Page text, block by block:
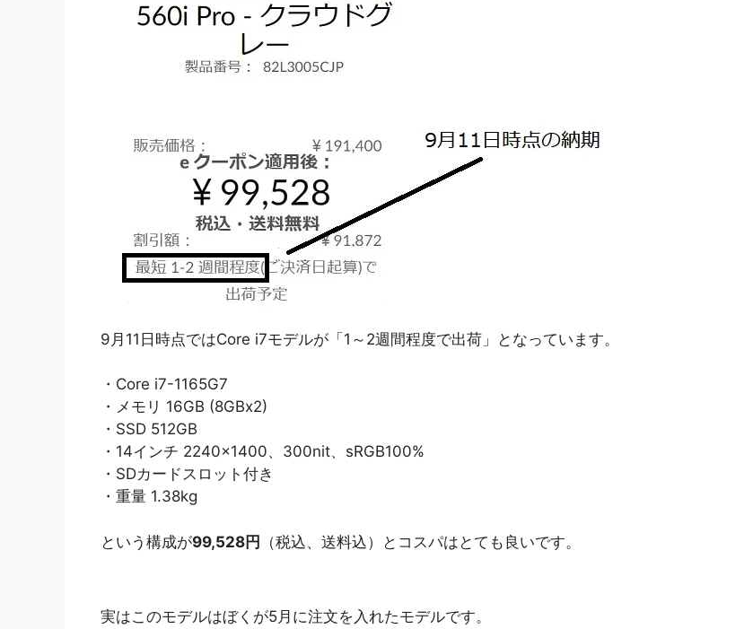
9月11日時点ではCore i7モデルが「1～2週間程度で出荷」となっています。
・Core i7-1165G7
・メモリ 16GB (8GBx2)
・SSD 512GB
・14インチ 2240×1400、300nit、sRGB100%
・SDカードスロット付き
・重量 1.38kg
という構成が99,528円 （税込、送料込）とコスパはとても良いです。
実はこのモデルはぼくが5月に注文を入れたモデルです。